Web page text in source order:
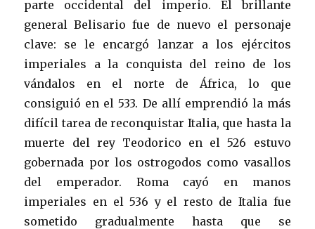
parte occidental del imperio. El brillante
general Belisario fue de nuevo el personaje
clave: se le encargó lanzar a los ejércitos
imperiales a la conquista del reino de los
vándalos en el norte de África, lo que
consiguió en el 533. De allí emprendió la más
difícil tarea de reconquistar Italia, que hasta la
muerte del rey Teodorico en el 526 estuvo
gobernada por los ostrogodos como vasallos
del emperador. Roma cayó en manos
imperiales en el 536 y el resto de Italia fue
sometido gradualmente hasta que se